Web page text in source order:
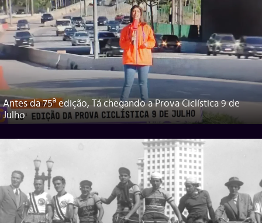
Antes da 75ª edição, Tá chegando a Prova Ciclística 9 de
Julho